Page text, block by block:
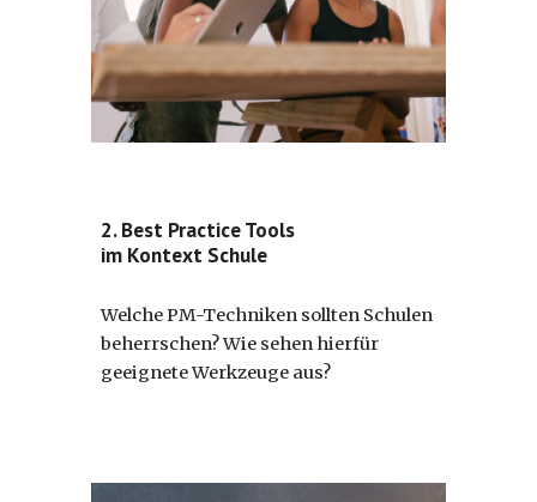
2. Best Practice Tools
im Kontext Schule
Welche PM-Techniken sollten Schulen
beherrschen? Wie sehen hierfür
geeignete Werkzeuge aus?